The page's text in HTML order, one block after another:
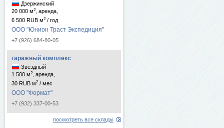
Дзержинский
20 000 м2
, аренда,
6 500 RUB м2 / год
ООО "Юнион Траст Экспедиция"
+7 (926) 684-80-05
гаражный комплекс
Звездный
1 500 м2
, аренда,
30 RUB м2 / мес
ООО "Формат"
+7 (932) 337-00-53
посмотреть все склады